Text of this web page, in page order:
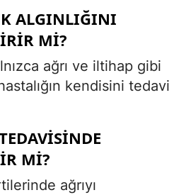
ALGINLIĞINI
MI?
ağrı ve iltihap gibi
kendisini tedavi
MI?
ağrıyı